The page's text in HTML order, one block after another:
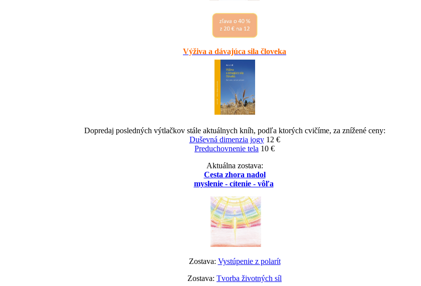
Výživa a dávajúca sila človeka
Dopredaj posledných výtlačkov stále aktuálnych kníh, podľa ktorých cvičíme, za znížené ceny:
Duševná dimenzia jogy12 €
Preduchovnenie tela 10 €
Aktuálna zostava:
Cesta zhora nadol
myslenie - cítenie - vôľa
Zostava: Vystúpenie z polarít
Zostava: Tvorba životných síl